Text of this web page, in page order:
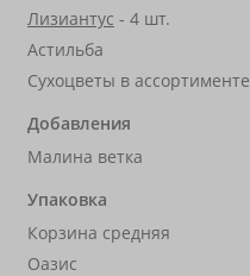
Лизиантус - 4 шт.
Астильба
Сухоцветы в ассортименте
Добавления
Малина ветка
Упаковка
Корзина средняя
Оазис